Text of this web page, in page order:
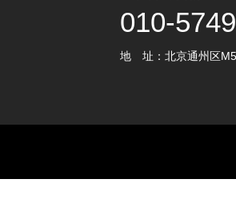
010-
地 址：北京通州区